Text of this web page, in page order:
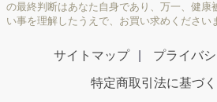
の最終判断はあなた自身であり、万一、健康
い事を理解したうえで、お買い求めください
サイトマップ プライバ
特定商取引法に基づ